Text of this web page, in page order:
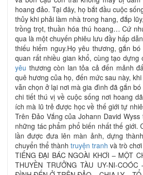
hoang đảo. Tại đây, họ bắt đầu cuộc
thủy khi phải làm nhà trong hang, đắp
trồng trọt, thuần hóa thú hoang… Cứ
qua là một chuyến phiêu lưu đầy hấp
thiếu hiểm nguy.Họ yêu thương, gắn
quan rất nhiều gian khổ, cùng tạo dựng
yêu thương còn lan tỏa cả đến mảnh
quê hương của họ, đến mức sau này,
vẫn chọn ở lại nơi mà gia đình đã gắn
chi tiết thú vị về cuộc sống nơi hoang
ích mà lũ trẻ được học về thế giới tự
Trên Đảo Vắng của Johann David
những tác phẩm phổ biến nhất thế giới.
lần được đưa lên màn ảnh, dựng
chuyển thể thành truyện tranh và trò
TIẾNG ĐẠI BÁC NGOÀI KHƠI – MỘT
THUYỀN TRƯỞNG TÀU UY-NI-